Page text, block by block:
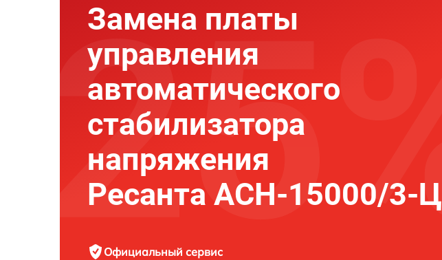
Замена платы
управления
автоматического
стабилизатора
напряжения
Ресанта АСН-15000/3-Ц
Официальный сервис